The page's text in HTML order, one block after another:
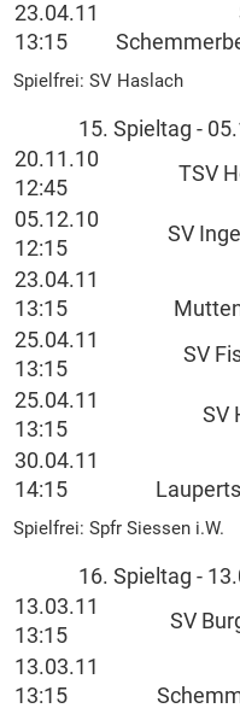
23.04.11
13:15
Spielfrei: SV Haslach
15. Spieltag -
20.11.10
12:45
TSV
05.12.10
12:15
SV
23.04.11
13:15
25.04.11
13:15
SV
25.04.11
13:15
SV
30.04.11
14:15
Spielfrei: Spfr Siessen i.W.
16. Spieltag -
13.03.11
13:15
SV
13.03.11
13:15